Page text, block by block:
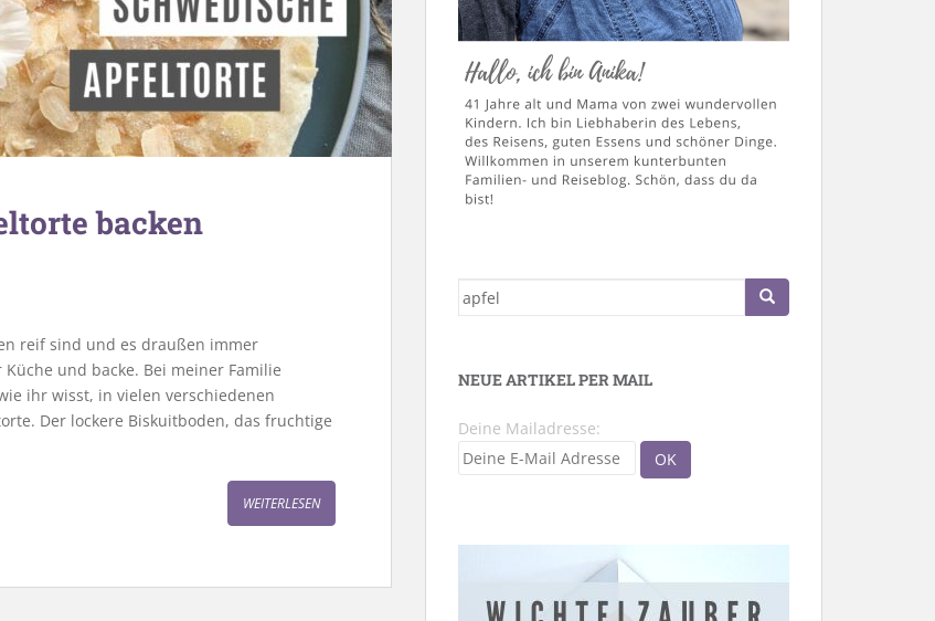
backen
reif sind und es draußen immer
und backe. Bei meiner Familie
ihr wisst, in vielen verschiedenen
Der lockere Biskuitboden, das fruchtige
WEITERLESEN
Suche
NEUE ARTIKEL PER MAIL
Deine Mailadresse: